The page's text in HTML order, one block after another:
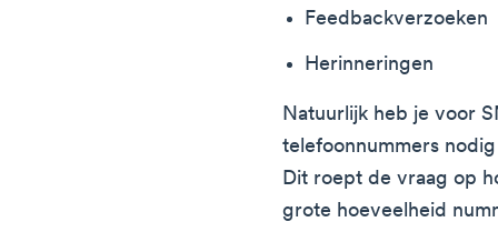
Feedbackverzoeken
Herinneringen
Natuurlijk heb je voor
telefoonnummers
Dit roept de vraag op
grote hoeveelheid